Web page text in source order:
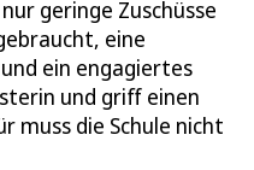
geringe Zuschüsse
eine
ein engagiertes
und griff einen
muss die Schule nicht